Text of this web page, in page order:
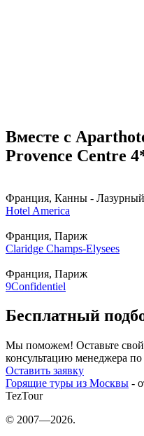
Вместе с
Provence Centre
Франция, Канны - Лазурный
Hotel America
Франция, Париж
Claridge Champs-Elysees
Франция, Париж
9Confidentiel
Бесплатный
Мы поможем! Оставьте
консультацию менеджера по
Оставить заявку
Горящие туры из Москвы -
TezTour
© 2007—2026.